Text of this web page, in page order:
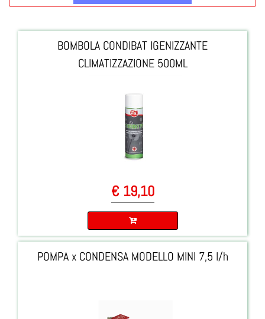
BOMBOLA CONDIBAT IGENIZZANTE
CLIMATIZZAZIONE 500ML
€ 19,10
POMPA x CONDENSA MODELLO MINI 7,5 l/h